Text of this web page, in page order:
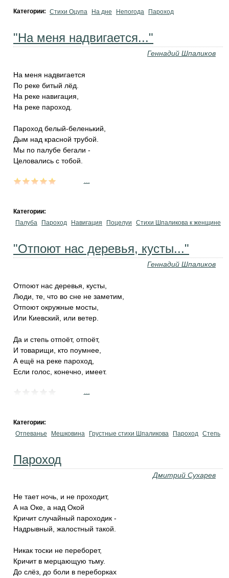
Категории: Стихи Оцупа На дне Непогода Пароход
"На меня надвигается..."
Геннадий Шпаликов
На меня надвигается
По реке битый лёд.
На реке навигация,
На реке пароход.
Пароход белый-беленький,
Дым над красной трубой.
Мы по палубе бегали -
Целовались с тобой.
Категории:
Палуба
Пароход Навигация Поцелуи Стихи Шпаликова к женщине
"Отпоют нас деревья, кусты..."
Геннадий Шпаликов
Отпоют нас деревья, кусты,
Люди, те, что во сне не заметим,
Отпоют окружные мосты,
Или Киевский, или ветер.
Да и степь отпоёт, отпоёт,
И товарищи, кто поумнее,
А ещё на реке пароход,
Если голос, конечно, имеет.
Категории:
Отпеванье
Мешковина Грустные стихи Шпаликова Пароход Степь
Пароход
Дмитрий Сухарев
Не тает ночь, и не проходит,
А на Оке, а над Окой
Кричит случайный пароходик -
Надрывный, жалостный такой.
Никак тоски не переборет,
Кричит в мерцающую тьму.
До слёз, до боли в переборках